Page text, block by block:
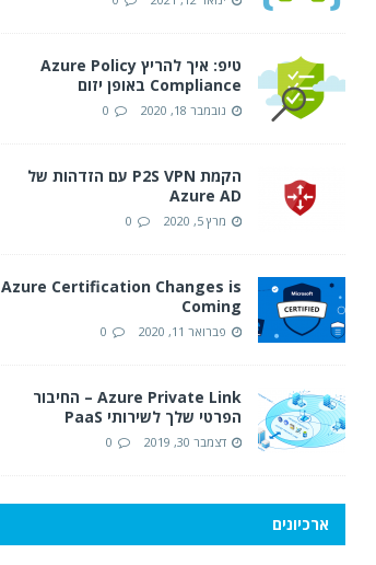
טיפ: איך להריץ Azure Policy
Compliance באופן יזום
נובמבר 18, 2020 0
הקמת P2S VPN עם הזדהות של
Azure AD
מרץ 5, 2020 0
Azure Certification Changes is
Coming
פברואר 11, 2020 0
Azure Private Link – החיבור
הפרטי שלך לשירותי PaaS
דצמבר 30, 2019 0
ארכיונים